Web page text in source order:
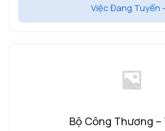
Việc Đang Tuyển -
Bộ Công Thương –